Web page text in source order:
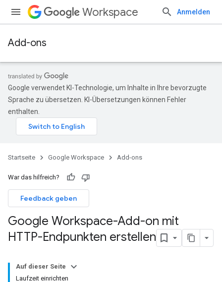
Workspace Anmelden
Add-ons
Google verwendet KI-Technologie, um Inhalte in Ihre bevorzugte
Sprache zu übersetzen. KI-Übersetzungen können Fehler
enthalten.
Startseite Google Workspace Add-ons
War das hilfreich?
Feedback geben
Google Workspace-Add-on mit
HTTP-Endpunkten erstellen
Auf dieser Seite
Laufzeit einrichten